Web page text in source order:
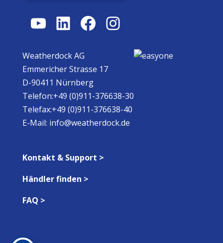
YouTube
LinkedIn
Facebook
Instagram
Weatherdock AG
Emmericher Strasse 17
D-90411 Nürnberg
Telefon:+49 (0)911-376638-30
Telefax:+49 (0)911-376638-40
E-Mail: info@weatherdock.de
Kontakt & Support >
Händler finden >
FAQ >